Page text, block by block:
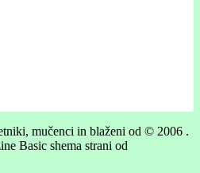
mučenci in blaženi od © 2006 .
Basic shema strani od